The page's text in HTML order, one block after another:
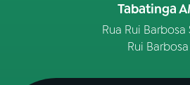
Tabatinga
Rua Rui Barbosa
Rui Barbosa